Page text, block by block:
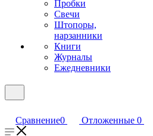
Пробки
Свечи
Штопоры,
нарзанники
Книги
Журналы
Ежедневники
Сравнение0 Отложенные 0